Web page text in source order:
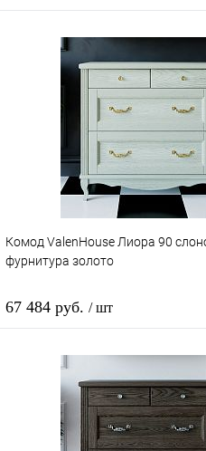
Комод ValenHouse Лиора 90
фурнитура золото
67 484 руб. / шт
В корзину
Купить в 1 клик